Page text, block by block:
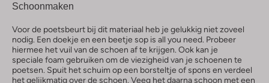
Schoonmaken
Voor de poetsbeurt bij dit materiaal heb je gelukkig niet zoveel
nodig. Een doekje en een beetje sop is all you need. Probeer
hiermee het vuil van de schoen af te krijgen. Ook kan je
speciale foam gebruiken om de viezigheid van je schoenen te
poetsen. Spuit het schuim op een borsteltje of spons en verdeel
het gelijkmatig over de schoen. Veeg het daarna schoon met een